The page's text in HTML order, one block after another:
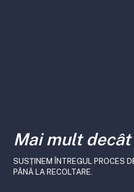
Mai mult
SUSȚINEM ÎNTREGUL PROCES
PÂNĂ LA RECOLTARE.